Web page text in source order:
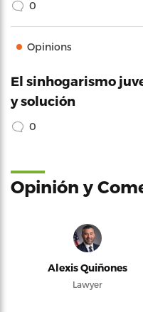
0
Opinions
El sinhogarismo
y solución
0
Opinión y
Alexis Quiñones
Lawyer